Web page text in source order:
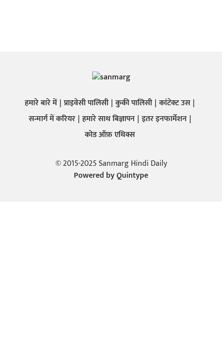
हमारे बारे में प्राइवेसी पालिसी कुकी पालिसी कांटेक्ट उस
सन्मार्ग में करियर हमारे साथ बिज्ञापन इतर इनफार्मेशन
कोड ऑफ़ एथिक्स
© 2015-2025 Sanmarg Hindi Daily
Powered byQuintype